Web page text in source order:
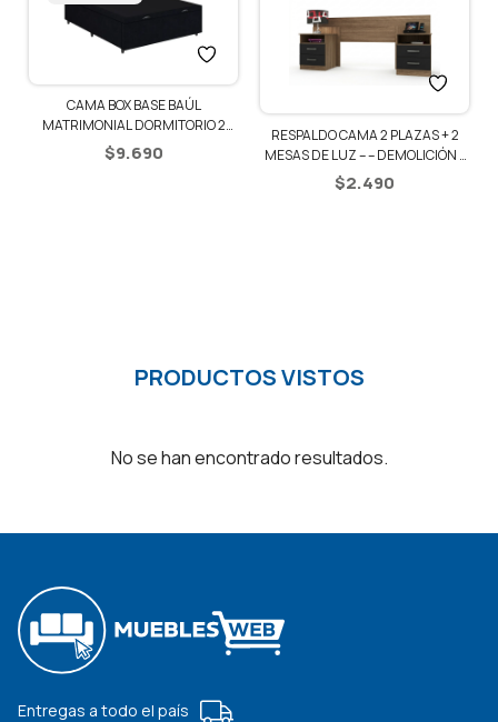
CAMA BOX BASE BAÚL
MATRIMONIAL DORMITORIO 2
PLAZAS
$9.690
RESPALDO CAMA 2 PLAZAS + 2
MESAS DE LUZ – – DEMOLICIÓN /
NEGRO
$2.490
PRODUCTOS VISTOS
No se han encontrado resultados.
Entregas a todo el país